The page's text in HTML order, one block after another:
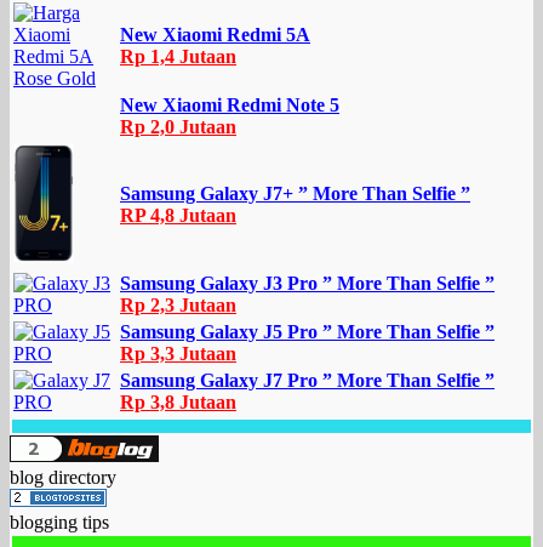
New Xiaomi Redmi 5A
Rp 1,4 Jutaan
New Xiaomi Redmi Note 5
Rp 2,0 Jutaan
Samsung Galaxy J7+ ” More Than Selfie ”
RP 4,8 Jutaan
Samsung Galaxy J3 Pro ” More Than Selfie ”
Rp 2,3 Jutaan
Samsung Galaxy J5 Pro ” More Than Selfie ”
Rp 3,3 Jutaan
Samsung Galaxy J7 Pro ” More Than Selfie ”
Rp 3,8 Jutaan
blog directory
blogging tips